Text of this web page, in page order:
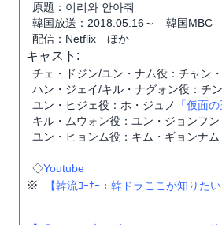
原題：이리와 안아줘
韓国放送：2018.05.16～ 韓国MBC
配信：Netflix ほか
キャスト:
チェ・ドジン/ユン・ナム役：チャン
ハン・ジェイ/キル・ナグォン役：チ
ユン・ヒジェ役：ホ・ジュノ
「仮面
キル・ムウォン役：ユン・ジョンフン
ユン・ヒョンム役：キム・ギョンナム
◇Youtube
※ 【韓流ｺｰﾅｰ：韓ドラここが知りた